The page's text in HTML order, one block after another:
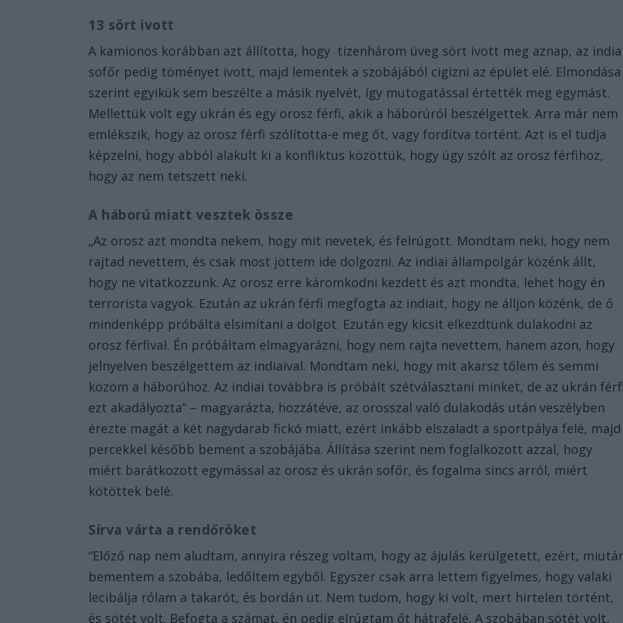
13 sört ivott
A kamionos korábban azt állította, hogy tizenhárom üveg sört ivott meg aznap, az
sofőr pedig töményet ivott, majd lementek a szobájából cigizni az épület elé. Elmondása
szerint egyikük sem beszélte a másik nyelvét, így mutogatással értették meg egymást.
Mellettük volt egy ukrán és egy orosz férfi, akik a háborúról beszélgettek. Arra már nem
emlékszik, hogy az orosz férfi szólította-e meg őt, vagy fordítva történt. Azt is el tudja
képzelni, hogy abból alakult ki a konfliktus közöttük, hogy úgy szólt az orosz férfihoz,
hogy az nem tetszett neki.
A háború miatt vesztek össze
„Az orosz azt mondta nekem, hogy mit nevetek, és felrúgott. Mondtam neki, hogy nem
rajtad nevettem, és csak most jöttem ide dolgozni. Az indiai állampolgár közénk állt,
hogy ne vitatkozzunk. Az orosz erre káromkodni kezdett és azt mondta, lehet hogy én
terrorista vagyok. Ezután az ukrán férfi megfogta az indiait, hogy ne álljon közénk, de ő
mindenképp próbálta elsimítani a dolgot. Ezután egy kicsit elkezdtünk dulakodni az
orosz férfival. Én próbáltam elmagyarázni, hogy nem rajta nevettem, hanem azon, hogy
jelnyelven beszélgettem az indiaival. Mondtam neki, hogy mit akarsz tőlem és semmi
közöm a háborúhoz. Az indiai továbbra is próbált szétválasztani minket, de az ukrán
ezt akadályozta” – magyarázta, hozzátéve, az orosszal való dulakodás után veszélyben
érezte magát a két nagydarab fickó miatt, ezért inkább elszaladt a sportpálya felé, majd
percekkel később bement a szobájába. Állítása szerint nem foglalkozott azzal, hogy
miért barátkozott egymással az orosz és ukrán sofőr, és fogalma sincs arról, miért
kötöttek belé.
Sírva várta a rendőröket
“Előző nap nem aludtam, annyira részeg voltam, hogy az ájulás kerülgetett, ezért,
bementem a szobába, ledőltem egyből. Egyszer csak arra lettem figyelmes, hogy valaki
lecibálja rólam a takarót, és bordán üt. Nem tudom, hogy ki volt, mert hirtelen történt,
és sötét volt. Befogta a számat, én pedig elrúgtam őt hátrafelé. A szobában sötét volt,